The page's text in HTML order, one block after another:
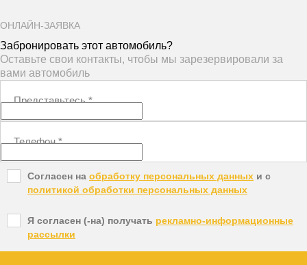
ОНЛАЙН-ЗАЯВКА
Забронировать этот автомобиль?
Оставьте свои контакты, чтобы мы зарезервировали за
вами автомобиль
Представьтесь*
Телефон*
Согласен на обработку персональных данных и c
политикой обработки персональных данных
Я согласен (-на) получать рекламно-информационные
рассылки